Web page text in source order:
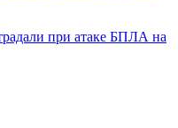
при атаке БПЛА на